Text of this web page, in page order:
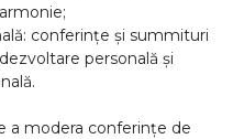
conferințe și summituri
personală și
a modera conferințe de